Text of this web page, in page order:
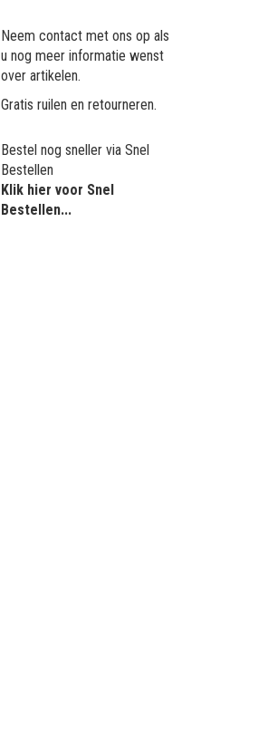
Neem contact met ons op als
u nog meer informatie wenst
over artikelen.
Gratis ruilen en retourneren.
Bestel nog sneller via Snel
Bestellen
Klik hier voor Snel
Bestellen...